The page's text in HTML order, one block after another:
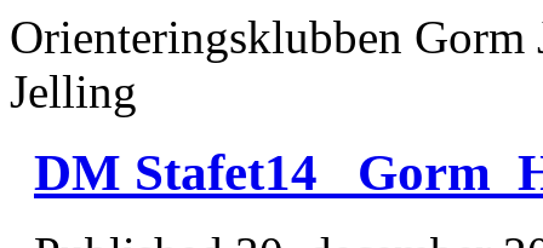
Orienteringsklubben
Jelling
DM Stafet14_